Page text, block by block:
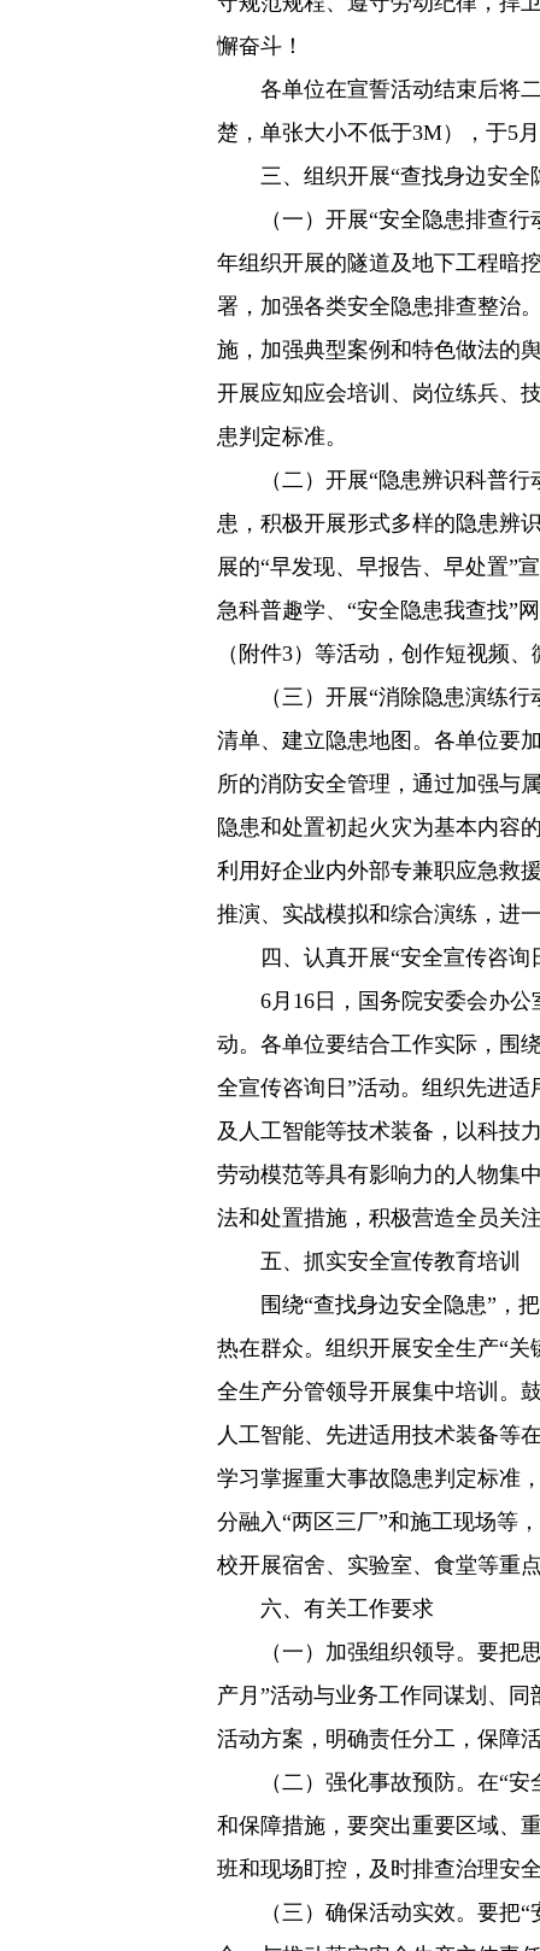
懈奋斗！
各单位在宣誓活动结束后将二
楚，单张大小不低于3M），于5
三、组织开展“查找身边安全
（一）开展“安全隐患排查行
年组织开展的隧道及地下工程暗
署，加强各类安全隐患排查整治
施，加强典型案例和特色做法的
开展应知应会培训、岗位练兵、
患判定标准。
（二）开展“隐患辨识科普行
患，积极开展形式多样的隐患辨
展的“早发现、早报告、早处置”
急科普趣学、“安全隐患我查找”
（附件3）等活动，创作短视频
（三）开展“消除隐患演练行
清单、建立隐患地图。各单位要
所的消防安全管理，通过加强与
隐患和处置初起火灾为基本内容
利用好企业内外部专兼职应急救
推演、实战模拟和综合演练，进
四、认真开展“安全宣传咨询
6月16日，国务院安委会办公
动。各单位要结合工作实际，围
全宣传咨询日”活动。组织先进
及人工智能等技术装备，以科技
劳动模范等具有影响力的人物集
法和处置措施，积极营造全员关
五、抓实安全宣传教育培训
围绕“查找身边安全隐患”，把
热在群众。组织开展安全生产“
全生产分管领导开展集中培训。
人工智能、先进适用技术装备等
学习掌握重大事故隐患判定标准
分融入“两区三厂”和施工现场等
校开展宿舍、实验室、食堂等重
六、有关工作要求
（一）加强组织领导。要把思
产月”活动与业务工作同谋划、
活动方案，明确责任分工，保障
（二）强化事故预防。在“安
和保障措施，要突出重要区域、
班和现场盯控，及时排查治理安
（三）确保活动实效。要把“